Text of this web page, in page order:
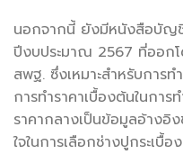
นอกจากนี้ ยังมีหนังสือบัญชี
ปีงบประมาณ 2567 ที่ออก
สพฐ. ซึ่งเหมาะสำหรับการท
การทำราคาเบื้องต้นในกา
ราคากลางเป็นข้อมูลอ้างอิ
ใจในการเลือกช่างปูกระเบื้อ